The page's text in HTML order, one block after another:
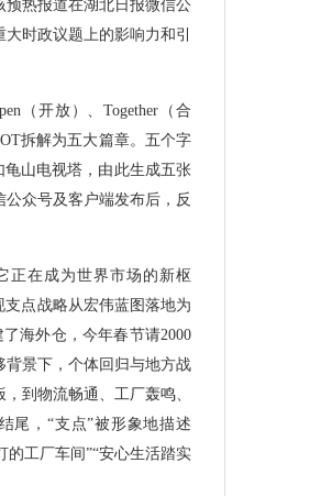
热报道在湖北日报微信公
时政议题上的影响力和引
（开放）、Together（合
拆解为五大篇章。五个字
山电视塔，由此生成五张
众号及客户端发布后，反
正在成为世界市场的新枢
支点战略从宏伟蓝图落地为
海外仓，今年春节请2000
景下，个体回归与地方战
到物流畅通、工厂轰鸣、
尾，“支点”被形象地描述
的工厂车间”“安心生活踏实